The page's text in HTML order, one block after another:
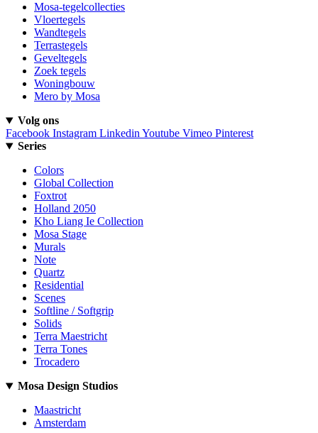
Mosa-tegelcollecties
Vloertegels
Wandtegels
Terrastegels
Geveltegels
Zoek tegels
Woningbouw
Mero by Mosa
Volg ons
Facebook Instagram Linkedin Youtube Vimeo Pinterest
Series
Colors
Global Collection
Foxtrot
Holland 2050
Kho Liang Ie Collection
Mosa Stage
Murals
Note
Quartz
Residential
Scenes
Softline / Softgrip
Solids
Terra Maestricht
Terra Tones
Trocadero
Mosa Design Studios
Maastricht
Amsterdam